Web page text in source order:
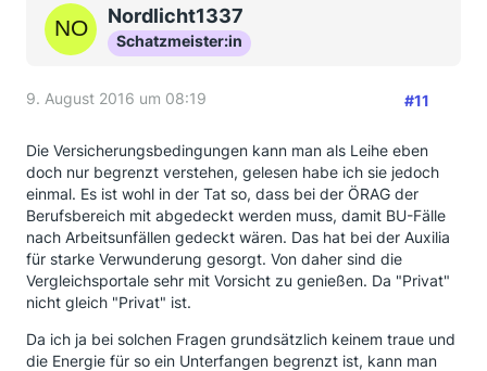
Nordlicht1337
Schatzmeister:in
9. August 2016 um 08:19 #11
Die Versicherungsbedingungen kann man als Leihe eben
doch nur begrenzt verstehen, gelesen habe ich sie jedoch
einmal. Es ist wohl in der Tat so, dass bei der ÖRAG der
Berufsbereich mit abgedeckt werden muss, damit BU-Fälle
nach Arbeitsunfällen gedeckt wären. Das hat bei der Auxilia
für starke Verwunderung gesorgt. Von daher sind die
Vergleichsportale sehr mit Vorsicht zu genießen. Da "Privat"
nicht gleich "Privat" ist.
Da ich ja bei solchen Fragen grundsätzlich keinem traue und
die Energie für so ein Unterfangen begrenzt ist, kann man